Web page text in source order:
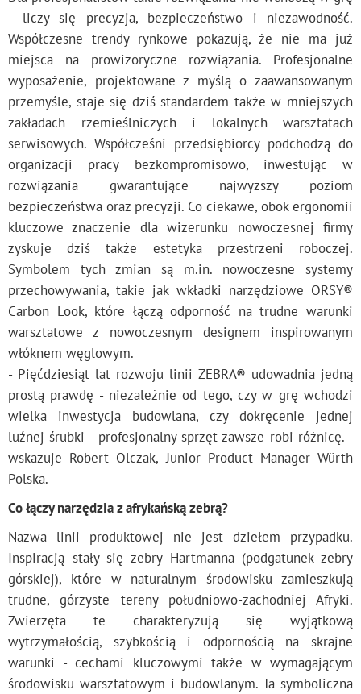
- liczy się precyzja, bezpieczeństwo i niezawodność.
Współczesne trendy rynkowe pokazują, że nie ma już
miejsca na prowizoryczne rozwiązania. Profesjonalne
wyposażenie, projektowane z myślą o zaawansowanym
przemyśle, staje się dziś standardem także w mniejszych
zakładach rzemieślniczych i lokalnych warsztatach
serwisowych. Współcześni przedsiębiorcy podchodzą do
organizacji pracy bezkompromisowo, inwestując w
rozwiązania gwarantujące najwyższy poziom
bezpieczeństwa oraz precyzji. Co ciekawe, obok ergonomii
kluczowe znaczenie dla wizerunku nowoczesnej firmy
zyskuje dziś także estetyka przestrzeni roboczej.
Symbolem tych zmian są m.in. nowoczesne systemy
przechowywania, takie jak wkładki narzędziowe ORSY®
Carbon Look, które łączą odporność na trudne warunki
warsztatowe z nowoczesnym designem inspirowanym
włóknem węglowym.
- Pięćdziesiąt lat rozwoju linii ZEBRA® udowadnia jedną
prostą prawdę - niezależnie od tego, czy w grę wchodzi
wielka inwestycja budowlana, czy dokręcenie jednej
luźnej śrubki - profesjonalny sprzęt zawsze robi różnicę. -
wskazuje Robert Olczak, Junior Product Manager Würth
Polska.
Co łączy narzędzia z afrykańską zebrą?
Nazwa linii produktowej nie jest dziełem przypadku.
Inspiracją stały się zebry Hartmanna (podgatunek zebry
górskiej), które w naturalnym środowisku zamieszkują
trudne, górzyste tereny południowo-zachodniej Afryki.
Zwierzęta te charakteryzują się wyjątkową
wytrzymałością, szybkością i odpornością na skrajne
warunki - cechami kluczowymi także w wymagającym
środowisku warsztatowym i budowlanym. Ta symboliczna